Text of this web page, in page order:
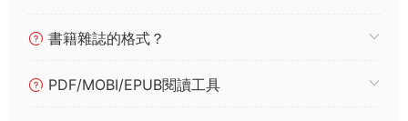
書籍雜誌的格式？
PDF/MOBI/EPUB閱讀工具